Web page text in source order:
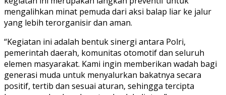
mengalihkan minat pemuda dari aksi balap liar ke jalur
yang lebih terorganisir dan aman.
“Kegiatan ini adalah bentuk sinergi antara Polri,
pemerintah daerah, komunitas otomotif dan seluruh
elemen masyarakat. Kami ingin memberikan wadah bagi
generasi muda untuk menyalurkan bakatnya secara
positif, tertib dan sesuai aturan, sehingga tercipta